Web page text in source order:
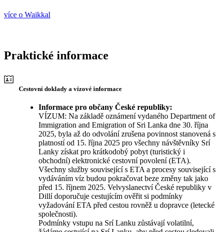
více o Waikkal
Praktické informace
Cestovní doklady a vízové informace
Informace pro občany České republiky:
VÍZUM: Na základě oznámení vydaného Department of
Immigration and Emigration of Sri Lanka dne 30. října
2025, byla až do odvolání zrušena povinnost stanovená s
platností od 15. října 2025 pro všechny návštěvníky Srí
Lanky získat pro krátkodobý pobyt (turistický i
obchodní) elektronické cestovní povolení (ETA).
Všechny služby související s ETA a procesy související s
vydáváním víz budou pokračovat beze změny tak jako
před 15. říjnem 2025. Velvyslanectví České republiky v
Dillí doporučuje cestujícím ověřit si podmínky
vyžadování ETA před cestou rovněž u dopravce (letecké
společnosti).
Podmínky vstupu na Srí Lanku zůstávají volatilní,